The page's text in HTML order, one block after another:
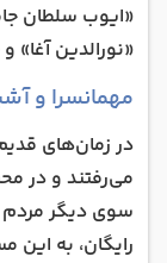
«ایوب سلطان
«نورالدین آغا»
مهمانسرا و
در زمان‌های
می‌رفتند و در
سوی دیگر مردم
رایگان، به این